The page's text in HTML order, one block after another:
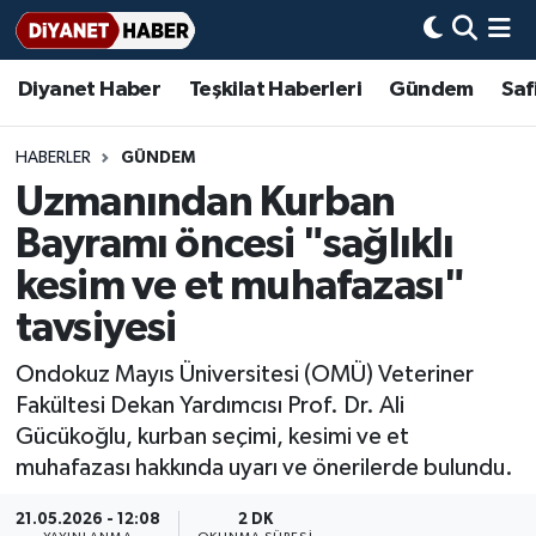
Diyanet Haber Teşkilat Haberleri Gündem
HABERLER GÜNDEM
Uzmanından Kurban
Bayramı öncesi "sağlıklı
kesim ve et muhafazası"
tavsiyesi
Ondokuz Mayıs Üniversitesi (OMÜ) Veteriner
Fakültesi Dekan Yardımcısı Prof. Dr. Ali
Gücükoğlu, kurban seçimi, kesimi ve et
muhafazası hakkında uyarı ve önerilerde bulundu.
21.05.2026 - 12:08 2 DK
Diyanet Haber
Teşkilat Haberleri
Adana Müftülüğü
Adıyaman Müftülüğü
Afyonkarahisar Müftülüğü
Ağrı Müftülüğü
Aksaray Müftülüğü
Amasya Müftülüğü
Ankara Müftülüğü
Antalya Müftülüğü
Gündem
#Keşfet
Bir Ayet
Bir Hikaye
Biyografiler
Dini kavramlar
Diyanet Bilgi
Diyanet Takvimi
Dualar
Hadislerle İslam
Basında Bugün
DİYANET eKİTAP
Diyanet Dergi
Aile Dergisi
Aylık Dergi
TDV
İmam Hatip Okulları
Başmakale
Hadis-i Şerifler
Hayat Okumaları
Nöbetçi Eczaneler
Hava Durumu
Ankara Namaz Vakitleri
Trafik Durumu
Süper Lig Puan Durumu ve Fikstür
Tüm Manşetler
Son Dakika Haberleri
Haber Arşivi